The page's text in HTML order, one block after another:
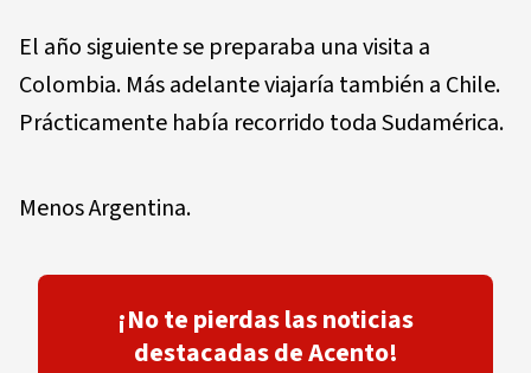
El año siguiente se preparaba una visita a
Colombia. Más adelante viajaría también a Chile.
Prácticamente había recorrido toda Sudamérica.
Menos Argentina.
¡No te pierdas las noticias
destacadas de Acento!